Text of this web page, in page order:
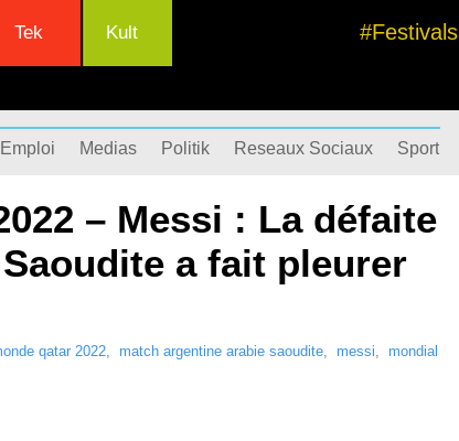
Tek Kult #Festivals
Emploi Medias Politik Reseaux Sociaux Sport
– Messi : La défaite
a fait pleurer
qatar 2022, match argentine arabie saoudite, messi, mondial